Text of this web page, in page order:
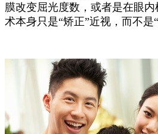
膜改变屈光度数，或者是在眼
术本身只是“矫正”近视，而不是“